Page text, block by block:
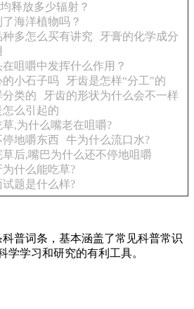
释放多少辐射？
海洋植物吗？
种多怎么买有讲究
牙膏的化学成分
咀嚼中发挥什么作用？
的小石子吗
牙齿是怎样“分工"的
分类的
牙齿的形状为什么会不一样
怎么引起的
,为什么嘴老在咀嚼?
地嚼东西 牛为什么流口水?
后,嘴巴为什么还不停地咀嚼
什么能吃草?
题是什么样?
普词条，基本涵盖了常见科普常识
学学习和研究的有利工具。